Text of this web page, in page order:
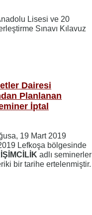
Lisesi ve 20
Sınavı Kılavuz
Dairesi
Planlanan
İptal
19 Mart 2019
Lefkoşa bölgesinde
adlı seminerler
bir tarihe ertelenmiştir.